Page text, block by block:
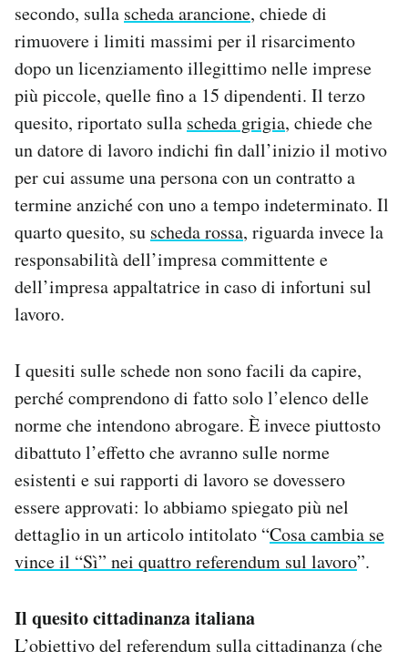
secondo, sulla scheda arancione, chiede di
rimuovere i limiti massimi per il risarcimento
dopo un licenziamento illegittimo nelle imprese
più piccole, quelle fino a 15 dipendenti. Il terzo
quesito, riportato sulla scheda grigia, chiede che
un datore di lavoro indichi fin dall’inizio il motivo
per cui assume una persona con un contratto a
termine anziché con uno a tempo indeterminato. Il
quarto quesito, su scheda rossa, riguarda invece la
responsabilità dell’impresa committente e
dell’impresa appaltatrice in caso di infortuni sul
lavoro.
I quesiti sulle schede non sono facili da capire,
perché comprendono di fatto solo l’elenco delle
norme che intendono abrogare. È invece piuttosto
dibattuto l’effetto che avranno sulle norme
esistenti e sui rapporti di lavoro se dovessero
essere approvati: lo abbiamo spiegato più nel
dettaglio in un articolo intitolato “Cosa cambia se
vince il “Sì” nei quattro referendum sul lavoro”.
Il quesito cittadinanza italiana
L’obiettivo del referendum sulla cittadinanza (che